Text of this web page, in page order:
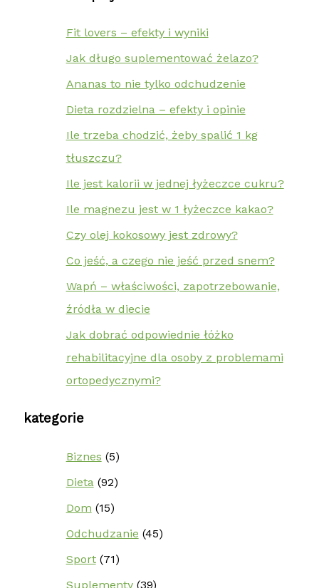
Fit lovers – efekty i wyniki
Jak długo suplementować żelazo?
Ananas to nie tylko odchudzenie
Dieta rozdzielna – efekty i opinie
Ile trzeba chodzić, żeby spalić 1 kg
tłuszczu?
Ile jest kalorii w jednej łyżeczce cukru?
Ile magnezu jest w 1 łyżeczce kakao?
Czy olej kokosowy jest zdrowy?
Co jeść, a czego nie jeść przed snem?
Wapń – właściwości, zapotrzebowanie,
źródła w diecie
Jak dobrać odpowiednie łóżko
rehabilitacyjne dla osoby z problemami
ortopedycznymi?
kategorie
Biznes (5)
Dieta (92)
Dom (15)
Odchudzanie (45)
Sport(71)
Suplementy(39)